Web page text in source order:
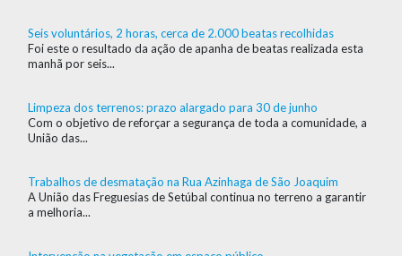
Seis voluntários, 2 horas, cerca de 2.000 beatas recolhidas
Foi este o resultado da ação de apanha de beatas realizada esta
manhã por seis...
Limpeza dos terrenos: prazo alargado para 30 de junho
Com o objetivo de reforçar a segurança de toda a comunidade, a
União das...
Trabalhos de desmatação na Rua Azinhaga de São Joaquim
A União das Freguesias de Setúbal continua no terreno a garantir
a melhoria...